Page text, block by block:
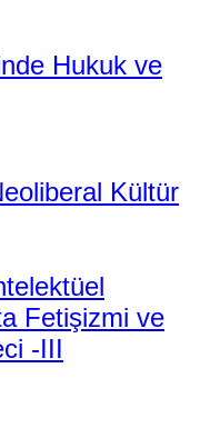
Hukuk ve
Kültür
Fetişizmi ve
-III